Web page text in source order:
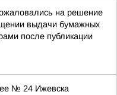
на решение
выдачи бумажных
после публикации
№ 24 Ижевска